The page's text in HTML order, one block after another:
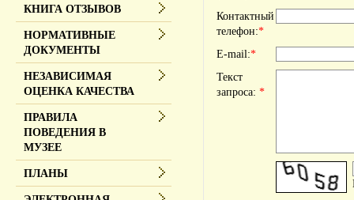
Контактный
телефон:*
E-mail:*
Текст
запроса: *
КНИГА ОТЗЫВОВ
НОРМАТИВНЫЕ
ДОКУМЕНТЫ
НЕЗАВИСИМАЯ
ОЦЕНКА КАЧЕСТВА
ПРАВИЛА
ПОВЕДЕНИЯ В
МУЗЕЕ
ПЛАНЫ